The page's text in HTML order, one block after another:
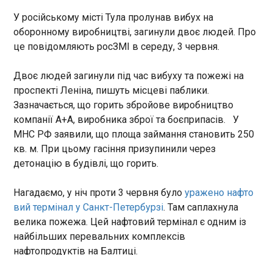
технікою. Згідно з інформацією , оприлюдненою
OSINT-ресурсом Supernova+, вибухи пролунали
після опівночі, а місцеві жителі підтвердили
появу безпілотників та початок пожежі на
пошкоджень і можливих постраждалих наразі
уточнюються.
ЧИТАТЬ
У Білорусі заявили про загрозу глобальної
22:48:41
Міністр оборони Білорусі Віктор Хренін заявив,
що ризик військового конфлікту Росії та Білорусі
з країнами Заходу залишається "вкрай високим".
Про це він сказав на засіданні Ради міністрів
оборони ОДКБ у Москві.
ЧИТАТЬ
Нічна атака на Дніпро: зросла кількість
потерпілих
22:48:39
Нічна атака російських агресорів на Дніпро
У російському місті Тула пролунав вибух на
оборонному виробництві, загинули двоє людей. Про
це повідомляють росЗМІ в середу, 3 червня.
Двоє людей загинули під час вибуху та пожежі на
проспекті Леніна, пишуть місцеві паблики.
Зазначається, що горить збройове виробництво
компанії А+А, виробника зброї та боєприпасів. У
МНС РФ заявили, що площа займання становить 250
кв. м. При цьому гасіння призупинили через
детонацію в будівлі, що горить.
Нагадаємо, у ніч проти 3 червня булоуражено нафто
вий термінал у Санкт-Петербурзі. Там саплахнула
велика пожежа. Цей нафтовий термінал є одним із
найбільших перевальних комплексів
нафтопродуктів на Балтиці.